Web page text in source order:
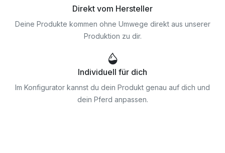
Direkt vom Hersteller
Deine Produkte kommen ohne Umwege direkt aus unserer
Produktion zu dir.
Individuell für dich
Im Konfigurator kannst du dein Produkt genau auf dich und
dein Pferd anpassen.